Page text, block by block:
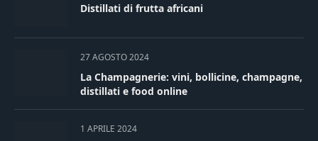
Distillati di frutta africani
27 AGOSTO 2024
La Champagnerie: vini, bollicine, champagne,
distillati e food online
1 APRILE 2024